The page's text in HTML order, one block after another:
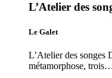
L’Atelier des
Le Galet
L’Atelier des songes
métamorphose,